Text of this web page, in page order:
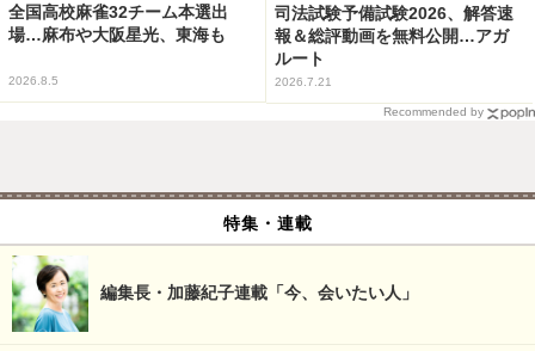
全国高校麻雀32チーム本選出
場…麻布や大阪星光、東海も
2026.8.5
司法試験予備試験2026、解答速
報＆総評動画を無料公開…アガ
ルート
2026.7.21
Recommended by
特集・連載
編集長・加藤紀子連載「今、会いたい人」